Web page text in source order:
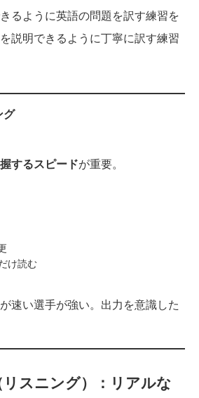
るように英語の問題を訳す練習を
説明できるように丁寧に訳す練習
グ
するスピードが重要。
け読む
速い選手が強い。出力を意識した
スニング）：リアルな